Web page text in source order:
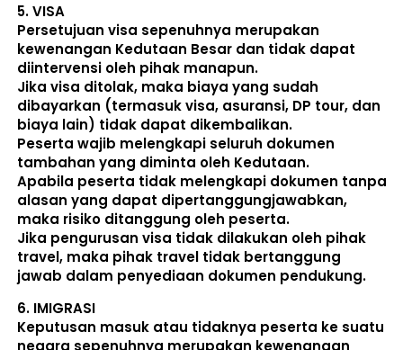
5. VISA
Persetujuan visa sepenuhnya merupakan
kewenangan Kedutaan Besar dan tidak dapat
diintervensi oleh pihak manapun.
Jika visa ditolak, maka biaya yang sudah
dibayarkan (termasuk visa, asuransi, DP tour, dan
biaya lain) tidak dapat dikembalikan.
Peserta wajib melengkapi seluruh dokumen
tambahan yang diminta oleh Kedutaan.
Apabila peserta tidak melengkapi dokumen tanpa
alasan yang dapat dipertanggungjawabkan,
maka risiko ditanggung oleh peserta.
Jika pengurusan visa tidak dilakukan oleh pihak
travel, maka pihak travel tidak bertanggung
jawab dalam penyediaan dokumen pendukung.
6. IMIGRASI
Keputusan masuk atau tidaknya peserta ke suatu
negara sepenuhnya merupakan kewenangan